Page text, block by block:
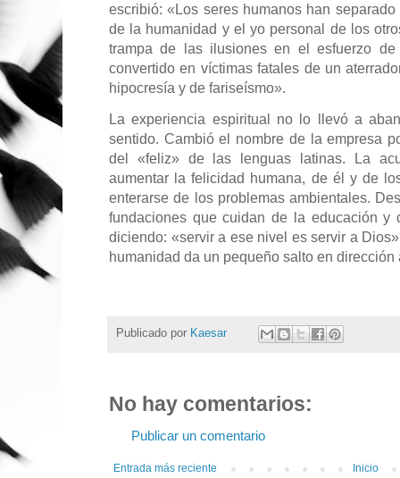
escribió: «Los seres humanos han
de la humanidad y el yo personal de los
trampa de las ilusiones en el esfuerzo
convertido en víctimas fatales de un
hipocresía y de fariseísmo».
La experiencia espiritual no lo llevó a
sentido. Cambió el nombre de la empresa
del «feliz» de las lenguas latinas. La
aumentar la felicidad humana, de él y de
enterarse de los problemas ambientales.
fundaciones que cuidan de la educación y
diciendo: «servir a ese nivel es servir a
humanidad da un pequeño salto en
Publicado por Kaesar
No hay comentarios:
Publicar un comentario
Entrada más reciente Inicio